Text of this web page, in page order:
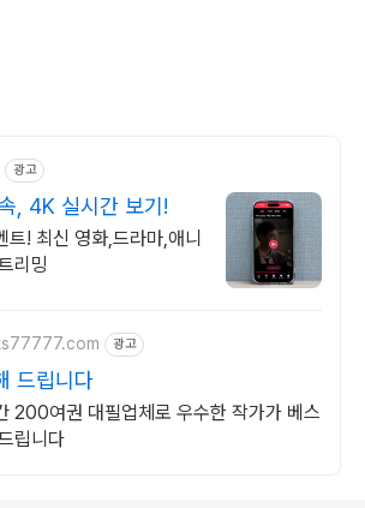
광고
, 4K 실시간 보기!
! 최신 영화,드라마,애니
리밍
광고
드립니다
200여권 대필업체로 우수한 작가가 베스
립니다